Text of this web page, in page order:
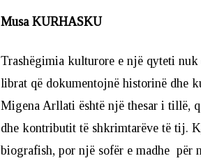
Musa KURHASKU
Trashëgimia kulturore e një qyteti
librat që dokumentojnë historinë dhe
Migena Arllati është një thesar i tillë,
dhe kontributit të shkrimtarëve të tij.
biografish, por një sofër e madhe për